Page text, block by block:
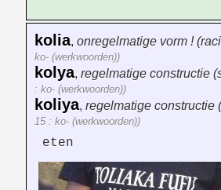
kolia, onregelmatige vorm !
ko- (werkwoorden))
kolya, regelmatige constructie
: ko- (werkwoorden))
koliya, regelmatige constructie
15 : ko- (werkwoorden))
eten